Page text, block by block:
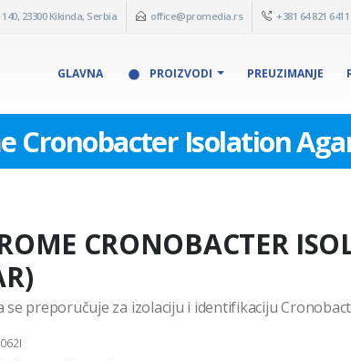
23300 Kikinda, Serbia office@promedia.rs +381 64 821 6411
GLAVNA PROIZVODI PREUZIMANJE
Cronobacter Isolation
CRONOBACTER
se preporučuje za izolaciju i identifikaciju